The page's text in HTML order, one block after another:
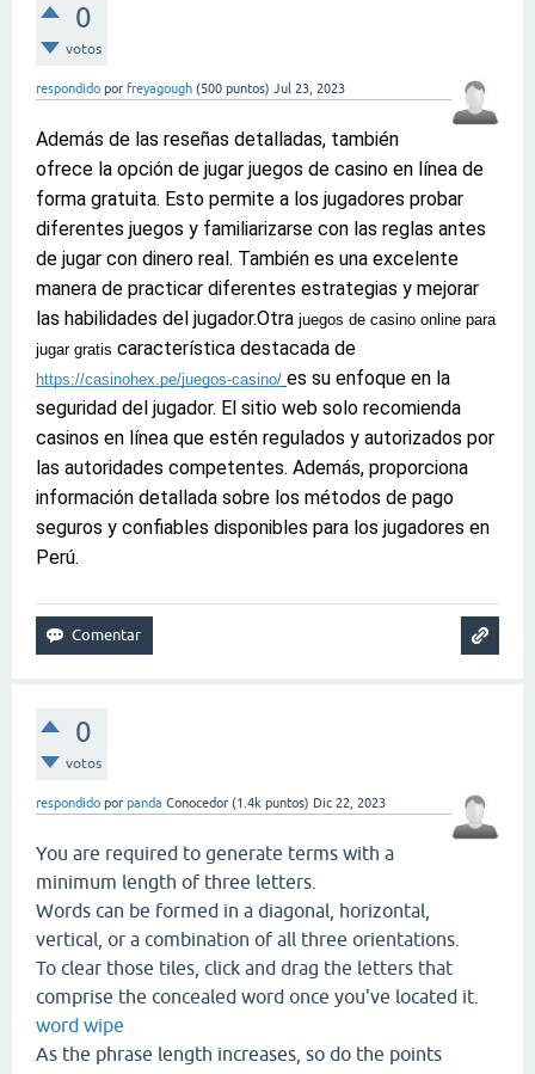
0
votos
respondido por freyagough (500 puntos) Jul 23, 2023
Además de las reseñas detalladas, también
ofrece la opción de jugar juegos de casino en línea de
forma gratuita. Esto permite a los jugadores probar
diferentes juegos y familiarizarse con las reglas antes
de jugar con dinero real. También es una excelente
manera de practicar diferentes estrategias y mejorar
las habilidades del jugador.Otra juegos de casino online para
jugar gratis característica destacada de
https://casinohex.pe/juegos-casino/ es su enfoque en la
seguridad del jugador. El sitio web solo recomienda
casinos en línea que estén regulados y autorizados por
las autoridades competentes. Además, proporciona
información detallada sobre los métodos de pago
seguros y confiables disponibles para los jugadores en
Perú.
0
votos
respondido por panda Conocedor (1.4k puntos) Dic 22, 2023
You are required to generate terms with a
minimum length of three letters.
Words can be formed in a diagonal, horizontal,
vertical, or a combination of all three orientations.
To clear those tiles, click and drag the letters that
comprise the concealed word once you've located it.
word wipe
As the phrase length increases, so do the points